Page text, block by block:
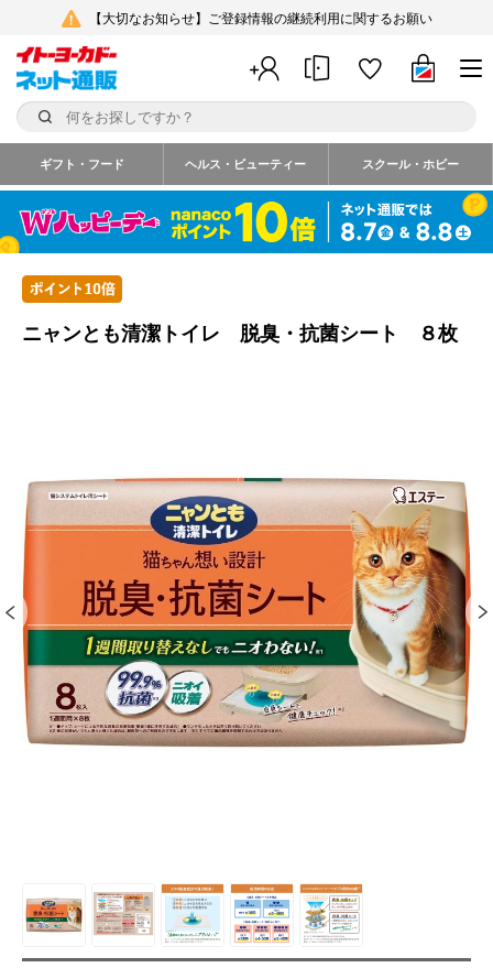
【大切なお知らせ】ご登録情報の継続利用に関するお願い
ギフト・フード ヘルス・ビューティー スクール・ホビー
ニャンとも清潔トイレ 脱臭・抗菌シート ８枚